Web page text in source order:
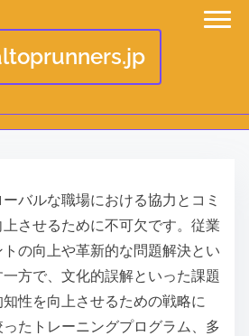
バルな職場における協力とコミ
させるために不可欠です。従業
の向上や革新的な問題解決とい
方で、文化的誤解といった課題
性を向上させるための戦略に
たトレーニングプログラム、多